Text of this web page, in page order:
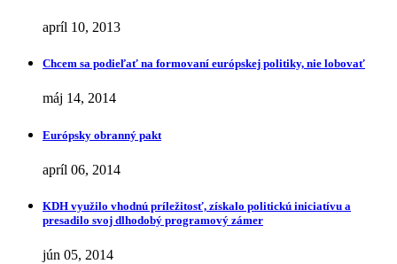
apríl 10, 2013
Chcem sa podieľať na formovaní európskej politiky, nie lobovať
máj 14, 2014
Európsky obranný pakt
apríl 06, 2014
KDH využilo vhodnú príležitosť, získalo politickú iniciatívu a
presadilo svoj dlhodobý programový zámer
jún 05, 2014